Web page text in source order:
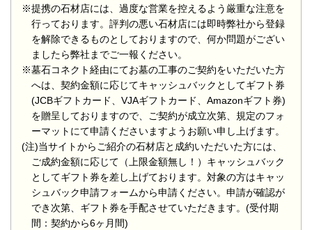
※提携の石材店には、過度な営業を控えるよう厳重な注意を
行っております。評判の悪い石材店には即時弊社から登録
を解除できるものとしておりますので、何か問題がござい
ましたら弊社までご一報ください。
※墓石コネクト経由にてお墓の工事のご契約をいただいた方
へは、契約金額に応じてキャッシュバックとしてギフト券
(JCBギフトカード、VJAギフトカード、Amazonギフト券)
を贈呈しておりますので、ご契約が成立次第、規定のフォ
ーマットにて申請くださいますようお願い申し上げます。
(注)当サイトからご紹介の石材店と成約いただいた方には、
ご成約金額に応じて（上限金額無し！）キャッシュバック
としてギフト券を差し上げております。対象の方はキャッ
シュバック申請フォームから申請ください。申請が確認が
でき次第、ギフト券を手配させていただきます。(受付期
間：契約から6ヶ月間)